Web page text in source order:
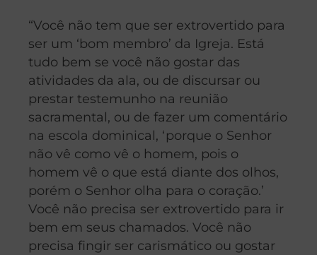
“Você não tem que ser extrovertido para
ser um ‘bom membro’ da Igreja. Está
tudo bem se você não gostar das
atividades da ala, ou de discursar ou
prestar testemunho na reunião
sacramental, ou de fazer um comentário
na escola dominical, ‘porque o Senhor
não vê como vê o homem, pois o
homem vê o que está diante dos olhos,
porém o Senhor olha para o coração.’
Você não precisa ser extrovertido para ir
bem em seus chamados. Você não
precisa fingir ser carismático ou gostar